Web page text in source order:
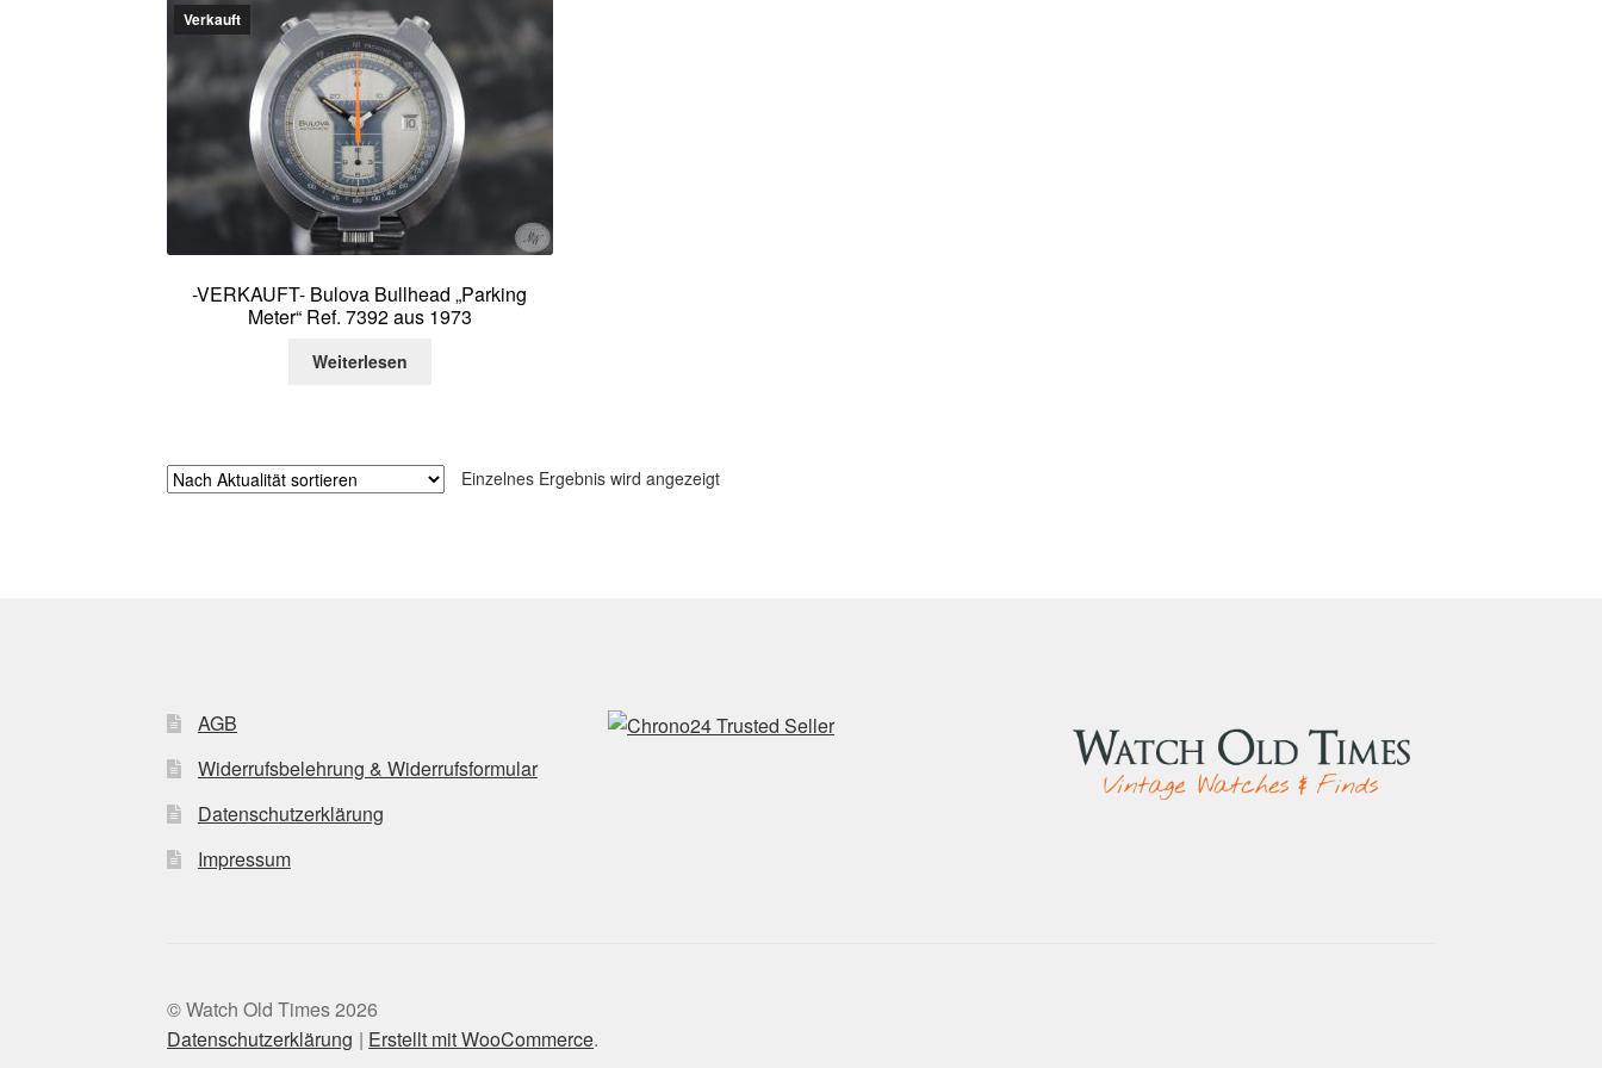
Verkauft
-VERKAUFT- Bulova Bullhead „Parking
Meter“ Ref. 7392 aus 1973
Weiterlesen
Einzelnes Ergebnis wird angezeigt
AGB
Widerrufsbelehrung & Widerrufsformular
Datenschutzerklärung
Impressum
© Watch Old Times 2026
Datenschutzerklärung
Erstellt mit WooCommerce.